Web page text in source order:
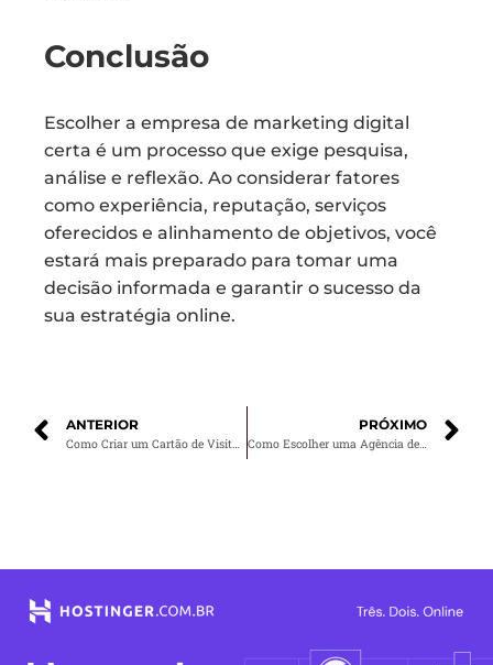
Conclusão
Escolher a empresa de marketing digital
certa é um processo que exige pesquisa,
análise e reflexão. Ao considerar fatores
como experiência, reputação, serviços
oferecidos e alinhamento de objetivos, você
estará mais preparado para tomar uma
decisão informada e garantir o sucesso da
sua estratégia online.
ANTERIOR PRÓXIMO
Como Escolher uma Agência de Desenvolvimento de Sites para Seu Negócio?